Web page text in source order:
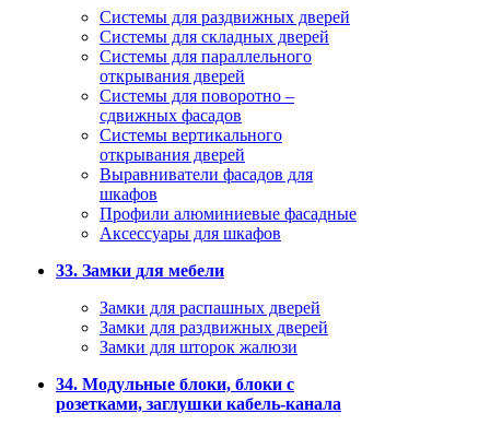
Системы для раздвижных дверей
Системы для складных дверей
Системы для параллельного
открывания дверей
Системы для поворотно –
сдвижных фасадов
Системы вертикального
открывания дверей
Выравниватели фасадов для
шкафов
Профили алюминиевые фасадные
Аксессуары для шкафов
33. Замки для мебели
Замки для распашных дверей
Замки для раздвижных дверей
Замки для шторок жалюзи
34. Модульные блоки, блоки с
розетками, заглушки кабель-канала